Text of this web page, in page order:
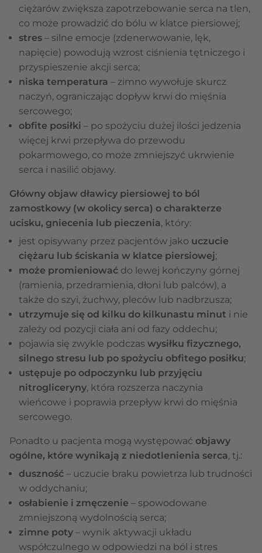
ciężarów zwiększa zapotrzebowanie serca na tlen,
co może prowadzić do bólu w klatce piersiowej;
stres – silne emocje (zdenerwowanie, lęk,
napięcie) powodują wzrost ciśnienia tętniczego i
przyspieszenie akcji serca;
niska temperatura – zimno wywołuje skurcz
naczyń, ograniczając dopływ krwi do mięśnia
sercowego;
obfite posiłki – po spożyciu dużej ilości jedzenia
więcej krwi przepływa do przewodu
pokarmowego, co może zmniejszyć ukrwienie
serca i nasilić objawy.
Główny objaw dławicy piersiowej to ból
zamostkowy (w okolicy serca) o charakterze
ucisku, gniecenia lub pieczenia, który:
jest opisywany przez pacjentów jako uczucie
ciężaru lub ściskania w klatce piersiowej;
może promieniować do lewej kończyny górnej
(ramienia, przedramienia, dłoni lub palców), a
także do szyi, żuchwy, pleców lub nadbrzusza;
utrzymuje się od kilku do kilkunastu minut i nie
zależy od pozycji ciała ani od fazy oddechu;
pojawia się zwykle podczas wysiłku fizycznego,
silnego stresu lub po spożyciu obfitego posiłku;
ustępuje po odpoczynku lub przyjęciu
nitrogliceryny, która rozszerza naczynia
wieńcowe i poprawia przepływ krwi do mięśnia
sercowego.
Ponadto u pacjenta mogą występować objawy
ogólne, które wynikają z niedotlenienia serca, tj.:
duszność – uczucie braku powietrza lub trudności
w oddychaniu;
osłabienie i zmęczenie – spowodowane
zmniejszoną wydolnością serca;
zimne poty – wynik aktywacji układu
współczulnego w odpowiedzi na ból i stres